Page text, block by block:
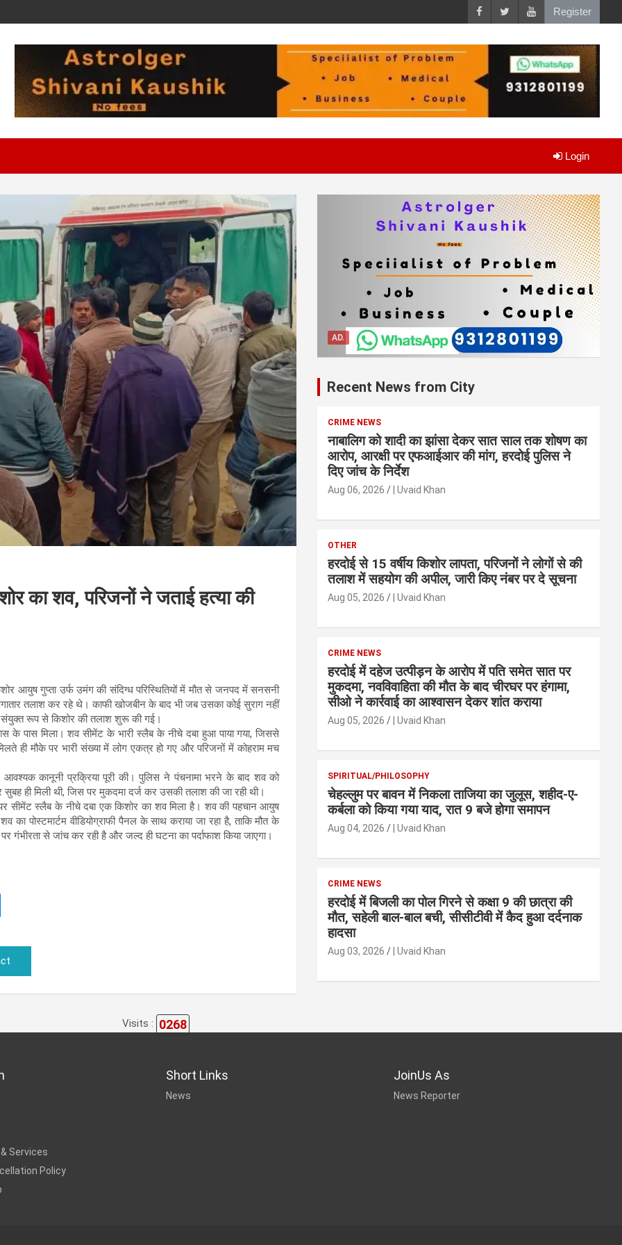
Register
Login
का शव, परिजनों ने जताई हत्या की
आयुष गुप्ता उर्फ उमंग की संदिग्ध परिस्थितियों में मौत से जनपद में सनसनी
तलाश कर रहे थे। काफी खोजबीन के बाद भी जब उसका कोई सुराग नहीं
संयुक्त रूप से किशोर की तलाश शुरू की गई।
के पास मिला। शव सीमेंट के भारी स्लैब के नीचे दबा हुआ पाया गया, जिससे
ही मौके पर भारी संख्या में लोग एकत्र हो गए और परिजनों में कोहराम मच
कानूनी प्रक्रिया पूरी की। पुलिस ने पंचनामा भरने के बाद शव को
ही मिली थी, जिस पर मुकदमा दर्ज कर उसकी तलाश की जा रही थी।
पर सीमेंट स्लैब के नीचे दबा एक किशोर का शव मिला है। शव की पहचान आयुष
पोस्टमार्टम वीडियोग्राफी पैनल के साथ कराया जा रहा है, ताकि मौत के
से जांच कर रही है और जल्द ही घटना का पर्दाफाश किया जाएगा।
AD.
Recent News from City
CRIME NEWS
नाबालिग को शादी का झांसा देकर सात साल तक शोषण का
आरोप, आरक्षी पर एफआईआर की मांग, हरदोई पुलिस ने
दिए जांच के निर्देश
Aug 06, 2026 | Uvaid Khan
OTHER
हरदोई से 15 वर्षीय किशोर लापता, परिजनों ने लोगों से की
तलाश में सहयोग की अपील, जारी किए नंबर पर दे सूचना
Aug 05, 2026 | Uvaid Khan
CRIME NEWS
हरदोई में दहेज उत्पीड़न के आरोप में पति समेत सात पर
मुकदमा, नवविवाहिता की मौत के बाद चीरघर पर हंगामा,
सीओ ने कार्रवाई का आश्वासन देकर शांत कराया
Aug 05, 2026 | Uvaid Khan
SPIRITUAL/PHILOSOPHY
चेहल्लुम पर बावन में निकला ताजिया का जुलूस, शहीद-ए-
कर्बला को किया गया याद, रात 9 बजे होगा समापन
Aug 04, 2026 | Uvaid Khan
CRIME NEWS
हरदोई में बिजली का पोल गिरने से कक्षा 9 की छात्रा की
मौत, सहेली बाल-बाल बची, सीसीटीवी में कैद हुआ दर्दनाक
हादसा
Aug 03, 2026 | Uvaid Khan
Visits : 0268
Services
Policy
Short Links
News
JoinUs As
News Reporter